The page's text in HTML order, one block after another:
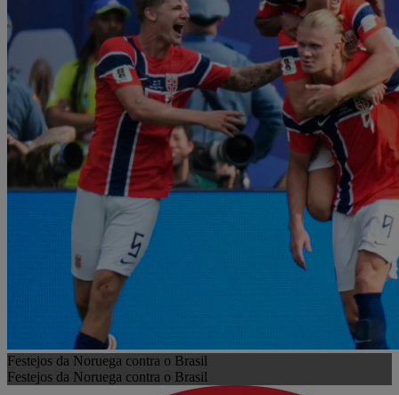
Festejos da Noruega contra o Brasil
Festejos da Noruega contra o Brasil